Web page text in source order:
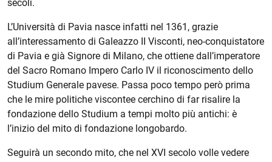
secoli.
L’Università di Pavia nasce infatti nel 1361, grazie
all’interessamento di Galeazzo II Visconti, neo-conquistatore
di Pavia e già Signore di Milano, che ottiene dall’imperatore
del Sacro Romano Impero Carlo IV il riconoscimento dello
Studium Generale pavese. Passa poco tempo però prima
che le mire politiche viscontee cerchino di far risalire la
fondazione dello Studium a tempi molto più antichi: è
l’inizio del mito di fondazione longobardo.
Seguirà un secondo mito, che nel XVI secolo volle vedere